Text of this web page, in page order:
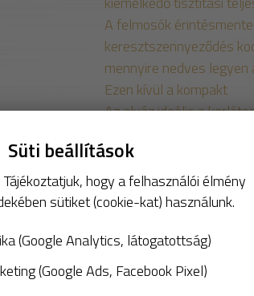
A felmosók
keresztszennyeződés
mennyire nedves
Ezen kívül a kompakt
Az alváz ideális a
ergonomikus és
Teljesen autoklávozható!
FHCS autoklávozás az
80-szor (80 x 121°C, 20
RTI – Helmke Drum
per
IEST-RP-CC-003.4
Süti beállítások
hogy a felhasználói élmény
sütiket (cookie-kat) használunk.
(Google Analytics, látogatottság)
(Google Ads, Facebook Pixel)